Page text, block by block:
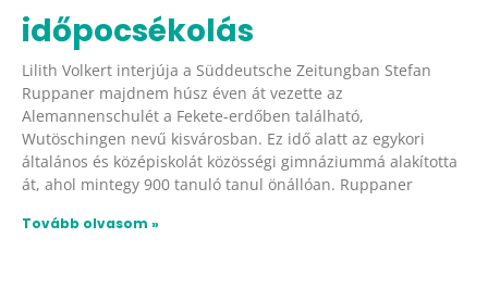
időpocsékolás
Lilith Volkert interjúja a Süddeutsche Zeitungban Stefan
Ruppaner majdnem húsz éven át vezette az
Alemannenschulét a Fekete-erdőben található,
Wutöschingen nevű kisvárosban. Ez idő alatt az egykori
általános és középiskolát közösségi gimnáziummá alakította
át, ahol mintegy 900 tanuló tanul önállóan. Ruppaner
Tovább olvasom »